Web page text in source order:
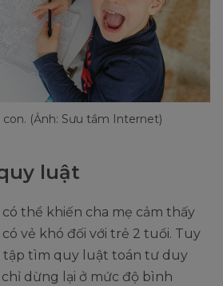
(Ảnh: Sưu tầm Internet)
luật
thể khiến cha mẹ cảm thấy
vẻ khó đối với trẻ 2 tuổi. Tuy
tập tìm quy luật toán tư duy
dừng lại ở mức độ bình